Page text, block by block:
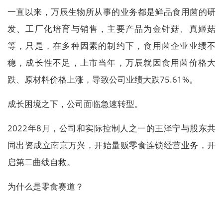
一直以来，万辰生物所从事的业务都是鲜品食用菌的研
发、工厂化培育与销售，主要产品为金针菇、真姬菇
等，只是，在多种因素的制约下，食用菌企业业绩不
稳，成长性不足，上市当年，万辰就因食用菌价格大
跌、原材料价格上涨，导致公司业绩大跌75.61%。
成长困境之下，公司面临急速转型。
2022年8月，公司和实际控制人之一的王泽宁与股东共
同出资成立南京万兴，开始量贩零食连锁经营业务，开
启第二曲线自救。
为什么是零食赛道？